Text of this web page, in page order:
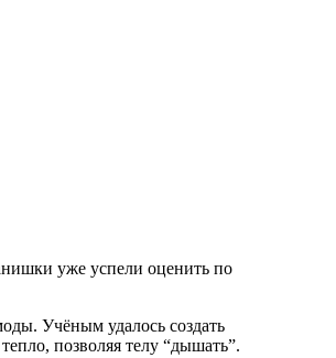
уже успели оценить по
Учёным удалось создать
позволяя телу “дышать”.